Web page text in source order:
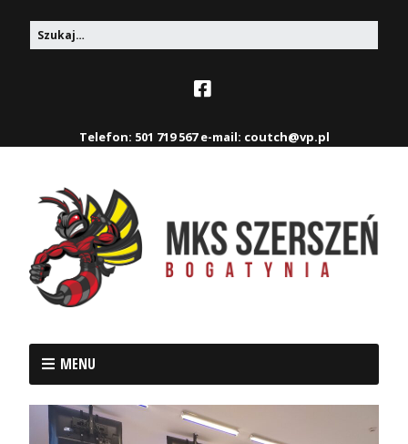
Telefon: 501 719 567 e-mail: coutch@vp.pl
MENU